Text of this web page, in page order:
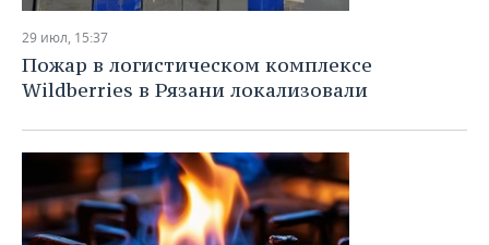
29 июл, 15:37
Пожар в логистическом комплексе
Wildberries в Рязани локализовали